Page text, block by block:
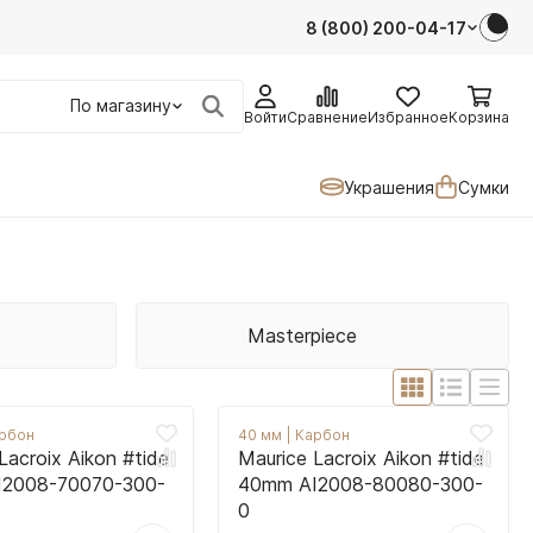
8 (800) 200-04-17
По магазину
ВойтиСравнениеИзбранноеКорзина
Украшения Сумки
Masterpiece
Aikon #tide
70070-300-
40 мм Карбон
Maurice Lacroix Aikon #tide
40mm AI2008-80080-300-
0